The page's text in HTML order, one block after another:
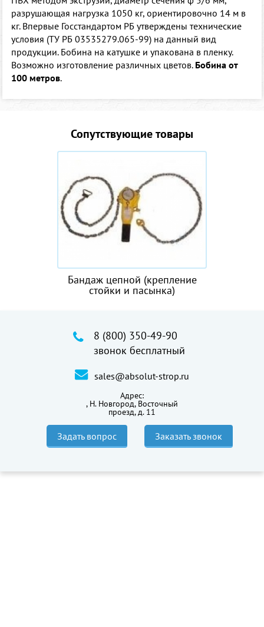
разрушающая нагрузка 1050 кг, ориентировочно 14 м в
кг. Впервые Госстандартом РБ утверждены технические
условия (ТУ РБ 03535279.065-99) на данный вид
продукции. Бобина на катушке и упакована в пленку.
Возможно изготовление различных цветов. Бобина от
100 метров.
Сопутствующие товары
Бандаж цепной (крепление
стойки и пасынка)
8 (800) 350-49-90
звонок бесплатный
sales@absolut-strop.ru
Адрес:
, Н. Новгород, Восточный
проезд, д. 11
Задать вопрос Заказать звонок